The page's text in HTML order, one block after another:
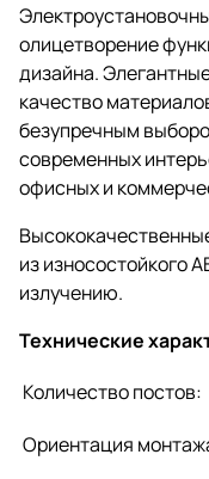
олицетворение
дизайна.
качество
безупречным
современных
офисных и
из износостойкого
излучению.
Технические
Количество постов:
Ориентация